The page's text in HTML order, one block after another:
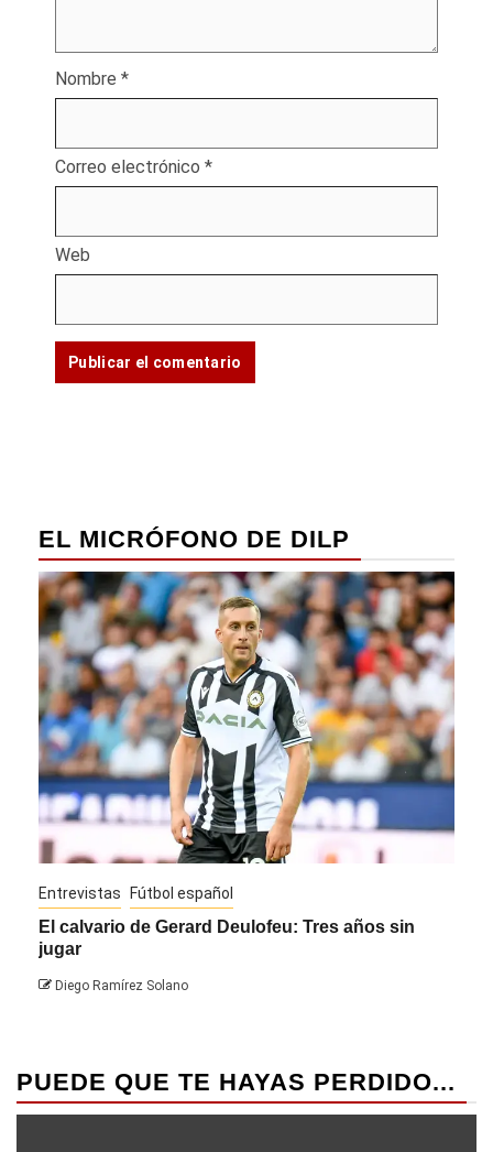
Nombre *
Correo electrónico *
Web
EL MICRÓFONO DE DILP
Entrevistas Fútbol español
El calvario de Gerard Deulofeu: Tres años sin
jugar
Diego Ramírez Solano
PUEDE QUE TE HAYAS PERDIDO...